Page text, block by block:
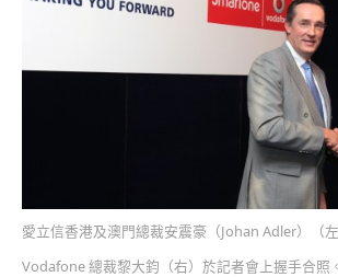
愛立信香港及澳門總裁安震豪（Johan Adler）（
Vodafone 總裁黎大鈞（右）於記者會上握手合照